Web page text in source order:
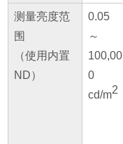
测量亮度范
围
（使用内置
ND）
0.05
～
100,00
0
cd/m2